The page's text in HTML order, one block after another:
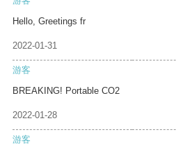
Hello, Greetings fr
2022-01-31
游客
BREAKING! Portable CO2
2022-01-28
游客